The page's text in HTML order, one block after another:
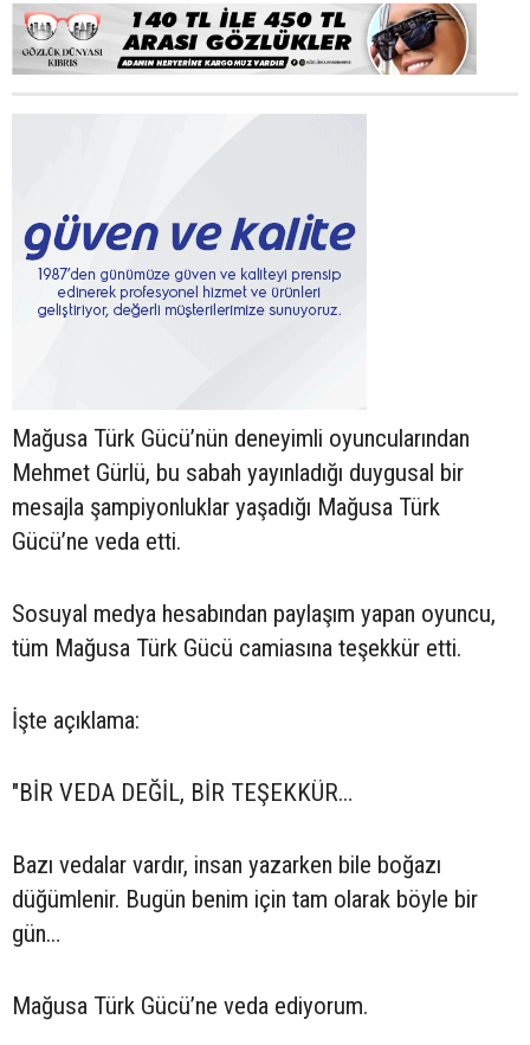
Mağusa Türk Gücü’nün deneyimli oyuncularından
Mehmet Gürlü, bu sabah yayınladığı duygusal bir
mesajla şampiyonluklar yaşadığı Mağusa Türk
Gücü’ne veda etti.
Sosuyal medya hesabından paylaşım yapan oyuncu,
tüm Mağusa Türk Gücü camiasına teşekkür etti.
İşte açıklama:
"BİR VEDA DEĞİL, BİR TEŞEKKÜR…
Bazı vedalar vardır, insan yazarken bile boğazı
düğümlenir. Bugün benim için tam olarak böyle bir
gün…
Mağusa Türk Gücü’ne veda ediyorum.